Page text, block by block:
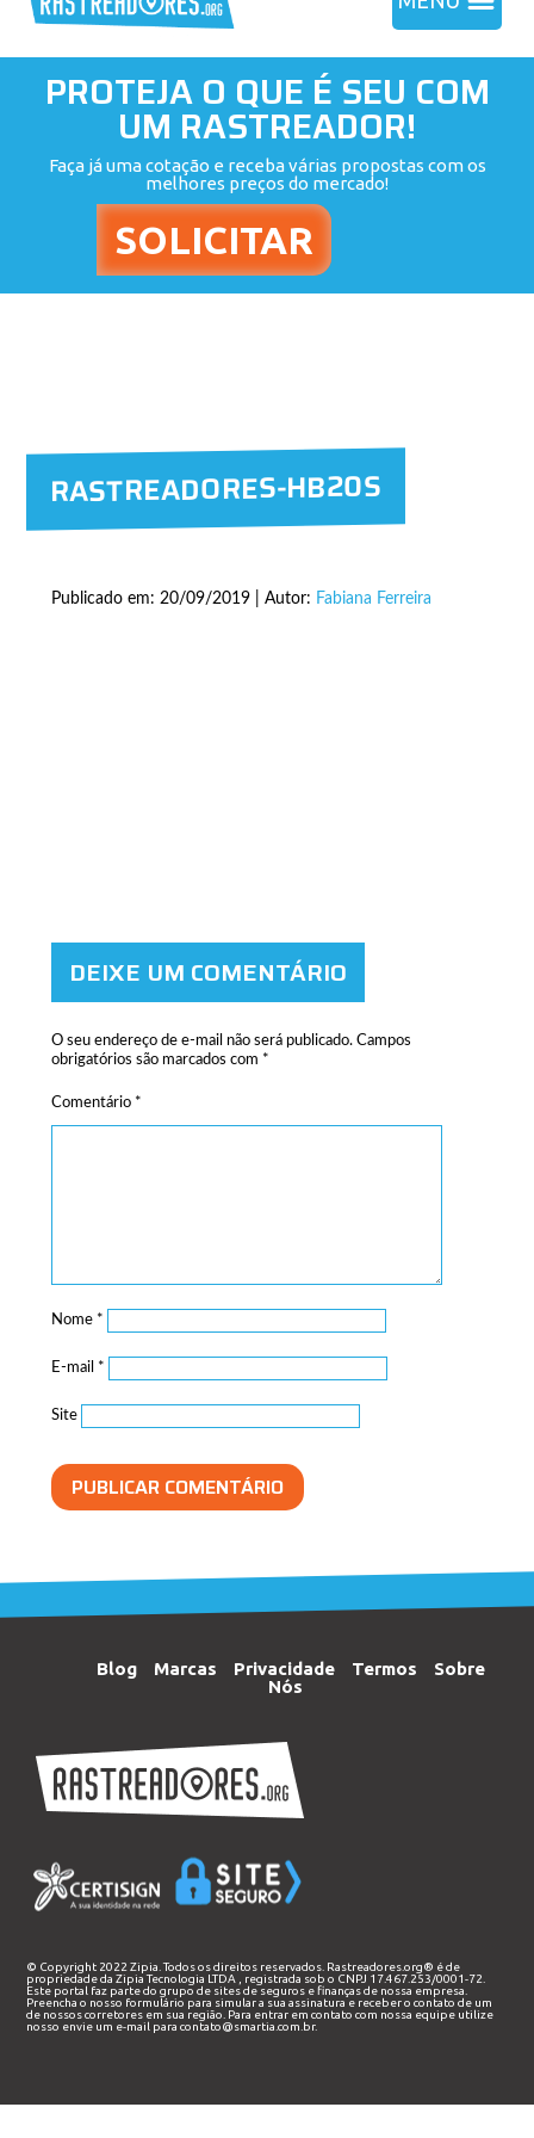
PROTEJA O QUE É SEU COM
UM RASTREADOR!
Faça já uma cotação e receba várias propostas com os
melhores preços do mercado!
RASTREADORES-HB20S
Publicado em: 20/09/2019 | Autor: Fabiana Ferreira
DEIXE UM COMENTÁRIO
O seu endereço de e-mail não será publicado. Campos
obrigatórios são marcados com *
Comentário *
Nome *
E-mail *
Site
Blog Marcas Privacidade Termos
Sobre
Nós
© Copyright 2022 Zipia. Todos os direitos reservados. Rastreadores.org® é de
propriedade daZipia Tecnologia LTDA
, registrada sob o CNPJ 17.467.253/0001-72.
Este portal faz parte do grupo de sites de seguros e finanças de nossa empresa.
Preencha o nosso formulário para simular a sua assinatura e receber o contato de um
de nossos corretores em sua região. Para entrar em contato com nossa equipe utilize
nosso envie um e-mail paracontato@smartia.com.br.